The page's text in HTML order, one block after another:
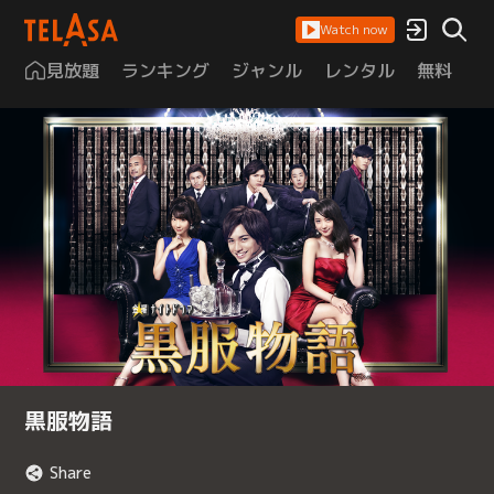
Watch now
見放題 ランキング ジャンル レンタル 無料
黒服物語
Share